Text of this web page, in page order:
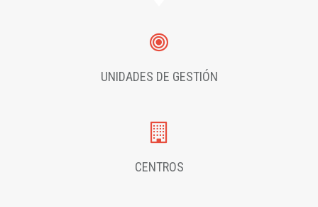
UNIDADES DE GESTIÓN
CENTROS